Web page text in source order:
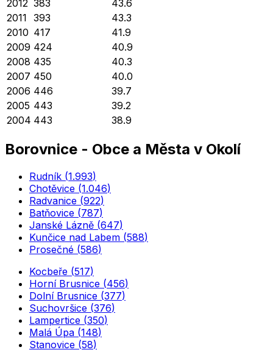
2012 383
43.6
2011 393
43.3
2010 417
41.9
2009 424
40.9
2008 435
40.3
2007 450
40.0
2006 446
39.7
2005 443
39.2
2004 443 38.9
Borovnice - Obce a Města v Okolí
Rudník (1.993)
Chotěvice (1.046)
Radvanice (922)
Batňovice (787)
Janské Lázně (647)
Kunčice nad Labem (588)
Prosečné (586)
Kocbeře (517)
Horní Brusnice (456)
Dolní Brusnice (377)
Suchovršice (376)
Lampertice (350)
Malá Úpa (148)
Stanovice (58)